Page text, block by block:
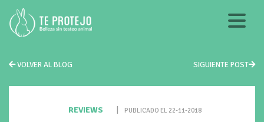
VOLVER AL BLOG SIGUIENTE POST
REVIEWS PUBLICADO EL 22-11-2018